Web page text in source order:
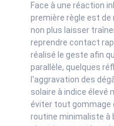
Face à une réaction
première règle est de
non plus laisser
reprendre contact
réalisé le geste afin
parallèle, quelques
l'aggravation des
solaire à indice élevé
éviter tout gommage
routine minimaliste à